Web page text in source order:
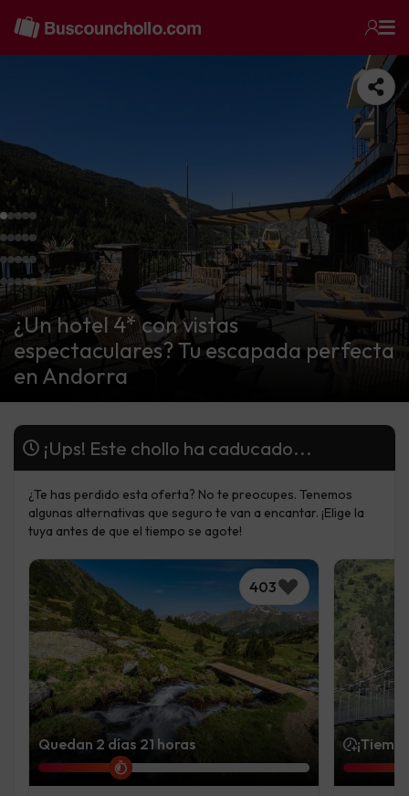
¿Un hotel 4* con vistas
espectaculares? Tu escapada perfecta
en Andorra
¡Ups! Este chollo ha caducado...
¿Te has perdido esta oferta? No te preocupes. Tenemos
algunas alternativas que seguro te van a encantar. ¡Elige la
tuya antes de que el tiempo se agote!
403
Quedan 2 días 21 horas